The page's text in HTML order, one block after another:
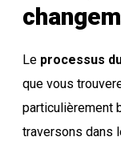
Le processus
que vous
particulièrement
traversons dans